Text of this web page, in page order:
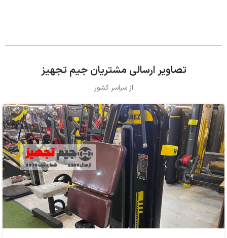
تصاویر ارسالی مشتریان جیم تجهیز
از سراسر کشور